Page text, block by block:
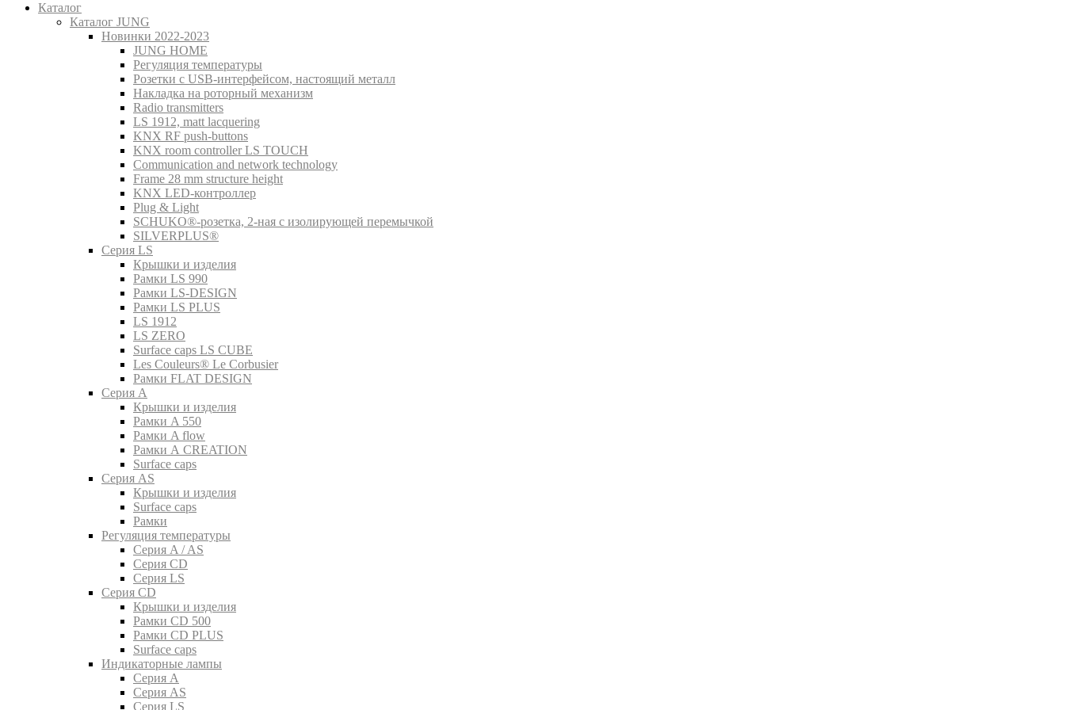
Каталог
Каталог JUNG
Новинки 2022-2023
JUNG HOME
Регуляция температуры
Розетки с USB-интерфейсом, настоящий металл
Накладка на роторный механизм
Radio transmitters
LS 1912, matt lacquering
KNX RF push-buttons
KNX room controller LS TOUCH
Communication and network technology
Frame 28 mm structure height
KNX LED-контроллер
Plug & Light
SCHUKO®-розетка, 2-ная с изолирующей перемычкой
SILVERPLUS®
Серия LS
Крышки и изделия
Рамки LS 990
Рамки LS-DESIGN
Рамки LS PLUS
LS 1912
LS ZERO
Surface caps LS CUBE
Les Couleurs® Le Corbusier
Рамки FLAT DESIGN
Серия A
Крышки и изделия
Рамки A 550
Рамки A flow
Рамки A CREATION
Surface caps
Серия AS
Крышки и изделия
Surface caps
Рамки
Регуляция температуры
Серия A / AS
Серия CD
Серия LS
Серия CD
Крышки и изделия
Рамки CD 500
Рамки CD PLUS
Surface caps
Индикаторные лампы
Серия A
Серия AS
Серия LS